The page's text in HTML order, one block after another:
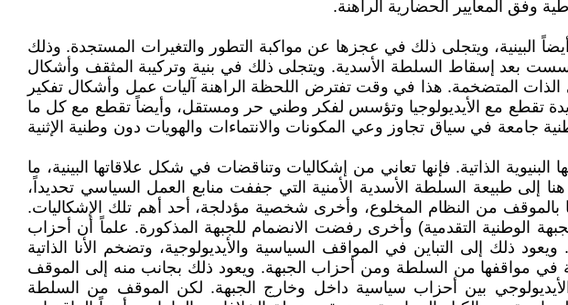
وفق المعايير الحضارية الراهنة.
البينية، ويتجلى ذلك في عجزها عن مواكبة التطور والتغيرات المستجدة. وذلك
تأسست بعد إسقاط السلطة الأسدية. ويتجلى ذلك في بنية وتركيبة المثقف وأشكال
الذات المتضخمة. هذا في وقت تفترض اللحظة الراهنة آليات عمل وأشكال تفكير
تقطع مع الأيديولوجيا وتؤسس لفكر وطني حر ومستقل، وأيضاً تقطع مع كل ما
في سياق تجاوز وعي المكونات والانتماءات والهويات دون وطنية الإثنية
الذاتية. فإنها تعاني من إشكاليات وتناقضات في شكل علاقاتها البينية، ما
إلى طبيعة السلطة الأسدية الأمنية التي جففت منابع العمل السياسي تحديداً،
من النظام المخلوع، وأخرى شخصية مؤدلجة، أحد أهم تلك الإشكاليات.
الوطنية التقدمية) وأخرى رفضت الانضمام للجبهة المذكورة. علماً أن أحزاب
ذلك إلى التباين في المواقف السياسية والأيديولوجية، وتضخم الأنا الذاتية
في مواقفها من السلطة ومن أحزاب الجبهة. ويعود ذلك بجانب منه إلى الموقف
الأيديولوجي بين أحزاب سياسية داخل وخارج الجبهة. لكن الموقف من السلطة